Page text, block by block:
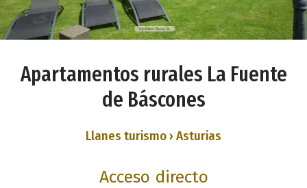
Apartamentos rurales La Fuente
de Báscones
Llanes turismo › Asturias
Acceso directo